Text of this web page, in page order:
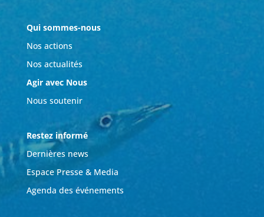
Qui sommes-nous
Nos actions
Nos actualités
Agir avec Nous
Nous soutenir
Restez informé
Dernières news
Espace Presse & Media
Agenda des événements